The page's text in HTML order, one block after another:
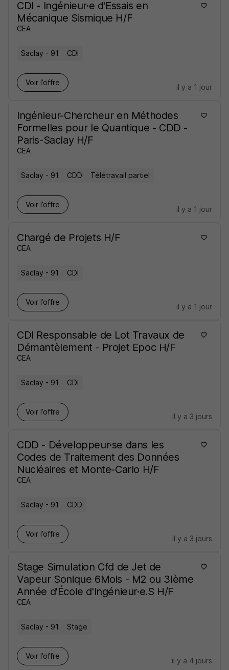
CDI - Ingénieur·e d'Essais en
Mécanique Sismique H/F
CEA
Saclay - 91 CDI
Voir l’offre
il y a 1 jour
Ingénieur-Chercheur en Méthodes
Formelles pour le Quantique - CDD -
Paris-Saclay H/F
CEA
Saclay - 91 CDD Télétravail partiel
Voir l’offre
il y a 1 jour
Chargé de Projets H/F
CEA
Saclay - 91 CDI
Voir l’offre
il y a 1 jour
CDI Responsable de Lot Travaux de
Démantèlement - Projet Epoc H/F
CEA
Saclay - 91 CDI
Voir l’offre
il y a 3 jours
CDD - Développeur·se dans les
Codes de Traitement des Données
Nucléaires et Monte-Carlo H/F
CEA
Saclay - 91 CDD
Voir l’offre
il y a 3 jours
Stage Simulation Cfd de Jet de
Vapeur Sonique 6Mois - M2 ou 3Ième
Année d'École d'Ingénieur·e.S H/F
CEA
Saclay - 91 Stage
Voir l’offre
il y a 4 jours